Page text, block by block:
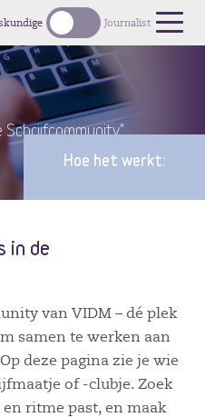
Journalist
Schrijfcommunity"
Hoe het werkt:
in de
van VIDM – dé plek
samen te werken aan
deze pagina zie je wie
of -clubje. Zoek
ritme past, en maak